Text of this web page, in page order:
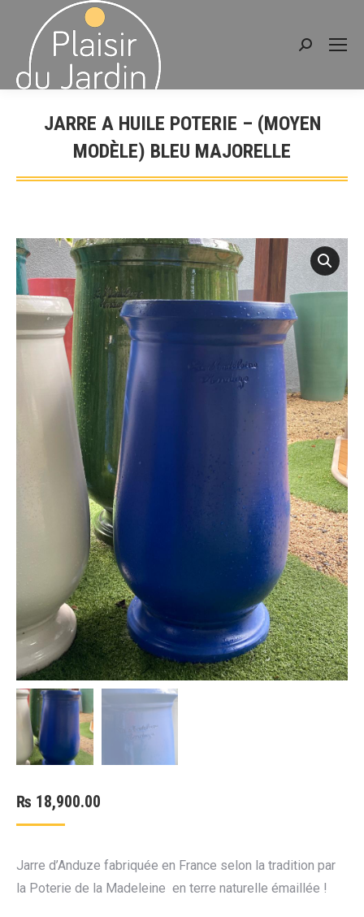
Recherche
JARRE A HUILE POTERIE – (MOYEN
MODÈLE) BLEU MAJORELLE
Vous êtes ici :
₨ 18,900.00
Jarre d’Anduze fabriquée en France selon la tradition par
la Poterie de la Madeleine en terre naturelle émaillée !